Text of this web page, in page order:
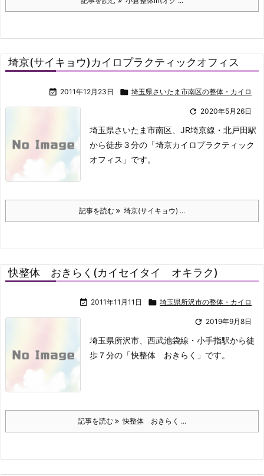
埼京(サイキョウ)カイロプラクティックオフィス
 2011年12月23日  埼玉県さいたま市南区の整体・カイロ
 2020年5月26日
埼玉県さいたま市南区、JR埼京線・北戸田駅
から徒歩３分の「埼京カイロプラクティック
オフィス」です。
記事を読む 埼京(サイキョウ) ...
快整体 おきらく(カイセイタイ オキラク)
 2011年11月11日  埼玉県所沢市の整体・カイロ
 2019年9月8日
埼玉県所沢市、西武池袋線・小手指駅から徒
歩７分の「快整体 おきらく」です。
記事を読む 快整体 おきらく ...